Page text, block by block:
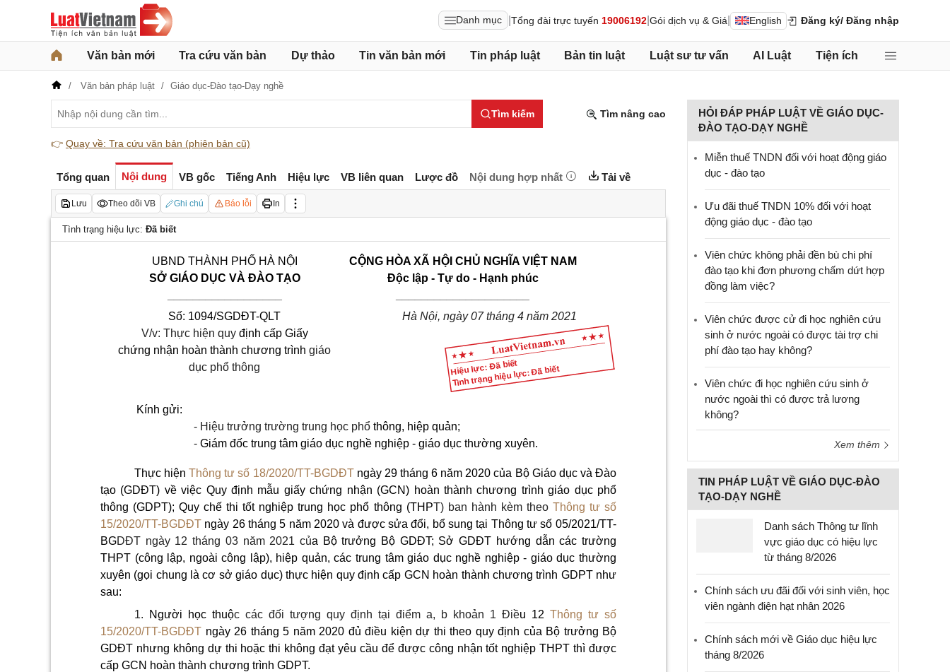
Danh mục Tổng đài trực tuyến 19006192 Gói dịch vụ & Giá English Đăng ký/ Đăng nhập
Văn bản mới Tra cứu văn bản Dự thảo Tin văn bản mới Tin pháp luật Bản tin luật Luật sư tư vấn AI Luật Tiện ích
Văn bản pháp luật Giáo dục-Đào tạo-Dạy nghề
Tìm kiếm Tìm nâng cao
👉 Quay về: Tra cứu văn bản (phiên bản cũ)
Tổng quan Nội dung VB gốc Tiếng Anh Hiệu lực VB liên quan Lược đồ Nội dung hợp nhất Tải về
Lưu Theo dõi VB Ghi chú Báo lỗi In
Tình trạng hiệu lực: Đã biết
Hiệu lực: Đã biết
Tình trạng hiệu lực: Đã biết
UBND THÀNH PHỐ HÀ NỘI
SỞ GIÁO DỤC VÀ ĐÀO TẠO
Số: 1094/SGDĐT-QLT
V/v: Thực hiện quyđịnh cấp Giấy
chứng nhận hoàn thành chương trình giáo
dục phổ thông
CỘNG HÒA XÃ HỘI CHỦ NGHĨA VIỆT NAM
Độc lập - Tự do - Hạnh phúc
Hà Nội, ngày 07 tháng 4 năm 2021
Kính gửi:
- Hiệu trưởng trường trung học phổ thông, hiệp quản;
- Giám đốc trung tâm giáo dục nghề nghiệp - giáo dục thường xuyên.
Thực hiệnThông tư số 18/2020/TT-BGDĐTngày 29 tháng 6 năm 2020 của Bộ Giáo dục và Đào
tạo (GDĐT) về việc Quy định mẫu giấy chứng nhận (GCN) hoàn thành chương trình giáo dục phổ
thông (GDPT); Quy chế thi tốt nghiệp trung học phổ thông (THPT) ban hành kèm theo Thông tư số
15/2020/TT-BGDĐT ngày 26 tháng 5 năm 2020 và được sửa đổi, bổ sung tại Thông tư số 05/2021/TT-
BGDĐT ngày 12 tháng 03 năm 2021 của Bộ trưởng Bộ GDĐT; Sở GDĐT hướng dẫn các trường
THPT (công lập, ngoài công lập), hiệp quản, các trung tâm giáo dục nghề nghiệp - giáo dục thường
xuyên (gọi chung là cơ sở giáo dục) thực hiện quy định cấp GCN hoàn thành chương trình GDPT như
sau:
1.
Người học thuộc các đối tượng quy định tại điểm a, b khoản 1 Điều 12 Thông tư số
15/2020/TT-BGDĐT ngày 26 tháng 5 năm 2020 đủ điều kiện dự thi theo quy định của Bộ trưởng Bộ
GDĐT nhưng không dự thi hoặc thi không đạt yêu cầu để được công nhận tốt nghiệp THPT thì được
cấp GCN hoàn thành chương trình GDPT.
HỎI ĐÁP PHÁP LUẬT VỀ GIÁO DỤC-
ĐÀO TẠO-DẠY NGHỀ
Miễn thuế TNDN đối với hoạt động giáo
dục - đào tạo
Ưu đãi thuế TNDN 10% đối với hoạt
động giáo dục - đào tạo
Viên chức không phải đền bù chi phí
đào tạo khi đơn phương chấm dứt hợp
đồng làm việc?
Viên chức được cử đi học nghiên cứu
sinh ở nước ngoài có được tài trợ chi
phí đào tạo hay không?
Viên chức đi học nghiên cứu sinh ở
nước ngoài thì có được trả lương
không?
Xem thêm
TIN PHÁP LUẬT VỀ GIÁO DỤC-ĐÀO
TẠO-DẠY NGHỀ
Danh sách Thông tư lĩnh
vực giáo dục có hiệu lực
từ tháng 8/2026
Chính sách ưu đãi đối với sinh viên, học
viên ngành điện hạt nhân 2026
Chính sách mới về Giáo dục hiệu lực
tháng 8/2026